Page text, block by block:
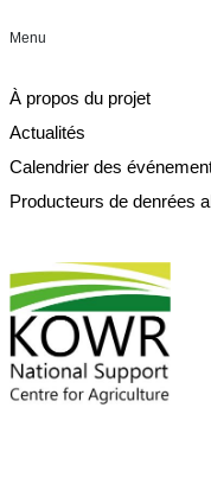
Menu
À propos du projet
Actualités
Calendrier des
Producteurs de denrées